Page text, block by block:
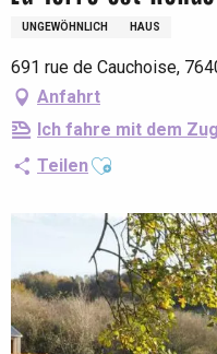
UNGEWÖHNLICH HAUS
691 rue de Cauchoise,
Anfahrt
Ich fahre mit dem
TeilenAjouter aux